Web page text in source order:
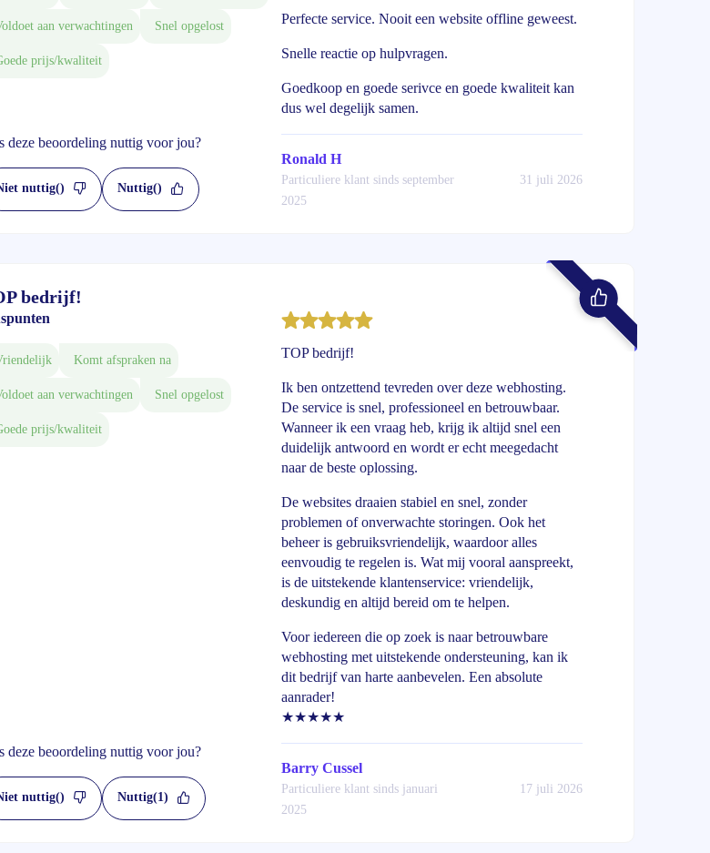
Perfecte service. Nooit een website offline geweest.
Snelle reactie op hulpvragen.
Goedkoop en goede serivce en goede kwaliteit kan
dus wel degelijk samen.
aan verwachtingen Snel opgelost
prijs/kwaliteit
Ronald H
Particuliere klant sinds september
2025
31 juli 2026
deze beoordeling nuttig voor jou?
nuttig() Nuttig()
bedrijf!
TOP bedrijf!
Ik ben ontzettend tevreden over deze webhosting.
De service is snel, professioneel en betrouwbaar.
Wanneer ik een vraag heb, krijg ik altijd snel een
duidelijk antwoord en wordt er echt meegedacht
naar de beste oplossing.
De websites draaien stabiel en snel, zonder
problemen of onverwachte storingen. Ook het
beheer is gebruiksvriendelijk, waardoor alles
eenvoudig te regelen is. Wat mij vooral aanspreekt,
is de uitstekende klantenservice: vriendelijk,
deskundig en altijd bereid om te helpen.
Voor iedereen die op zoek is naar betrouwbare
webhosting met uitstekende ondersteuning, kan ik
dit bedrijf van harte aanbevelen. Een absolute
aanrader!
★★★★★
Komt afspraken na
aan verwachtingen Snel opgelost
prijs/kwaliteit
Barry Cussel
Particuliere klant sinds januari
2025
17 juli 2026
deze beoordeling nuttig voor jou?
nuttig() Nuttig(1)